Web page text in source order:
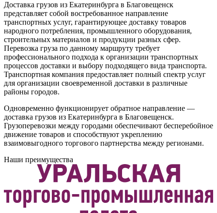
Доставка грузов из Екатеринбурга в Благовещенск
представляет собой востребованное направление
транспортных услуг, гарантирующее доставку товаров
народного потребления, промышленного оборудования,
строительных материалов и продукции разных сфер.
Перевозка груза по данному маршруту требует
профессионального подхода к организации транспортных
процессов доставки и выбору подходящего вида транспорта.
Транспортная компания предоставляет полный спектр услуг
для организации своевременной доставки в различные
районы городов.
Одновременно функционирует обратное направление —
доставка грузов из Екатеринбурга в Благовещенск.
Грузоперевозки между городами обеспечивают бесперебойное
движение товаров и способствуют укреплению
взаимовыгодного торгового партнерства между регионами.
Наши преимущества